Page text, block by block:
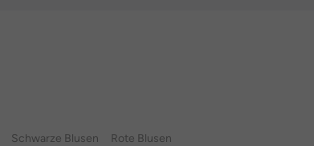
Schwarze Blusen
Rote Blusen